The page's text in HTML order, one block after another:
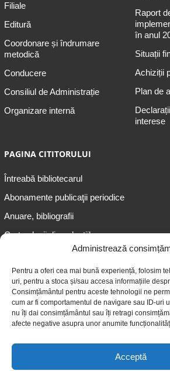
Administrează
Pentru a oferi cea mai bună experiență, folosim
uri, pentru a stoca și/sau accesa informațiile
Consimțământul pentru aceste tehnologii ne
cum ar fi comportamentul de navigare sau ID-uri
nu îți dai consimțământul sau îți retragi
afecte negative asupra unor anumite
Acceptă
Filiale
Editură
Coordonare și îndrumare
metodică
Conducere
Consiliul de Administrație
Organizare internă
Raport
în anul
Situații
Achiziții
Plan de
interese
PAGINA CITITORULUI
Întreabă bibliotecarul
Abonamente publicaţii periodice
Anuare, bibliografii
Cartea lunii din colecțiile
Informații pentru adolescenți
Informații pentru adulți
Informații pentru seniori